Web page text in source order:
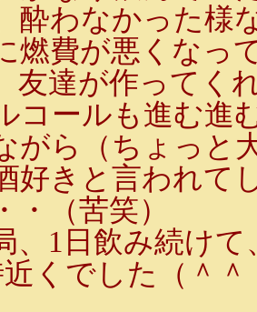
酔わなかった様
燃費が悪くなっ
達が作ってく
コールも進む進
がら（ちょっと
好きと言われて
・（苦笑）
1日飲み続けて
くでした（＾＾